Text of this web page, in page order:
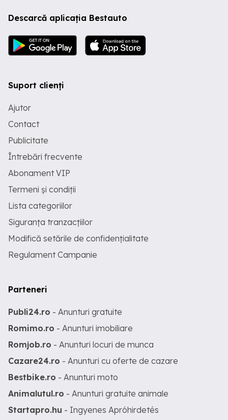
Descarcă aplicația Bestauto
Suport clienți
Ajutor
Contact
Publicitate
Întrebări frecvente
Abonament VIP
Termeni și condiții
Lista categoriilor
Siguranța tranzacțiilor
Modifică setările de confidențialitate
Regulament Campanie
Parteneri
Publi24.ro - Anunturi gratuite
Romimo.ro - Anunturi imobiliare
Romjob.ro - Anunturi locuri de munca
Cazare24.ro - Anunturi cu oferte de cazare
Bestbike.ro - Anunturi moto
Animalutul.ro - Anunturi gratuite animale
Startapro.hu - Ingyenes Apróhirdetés